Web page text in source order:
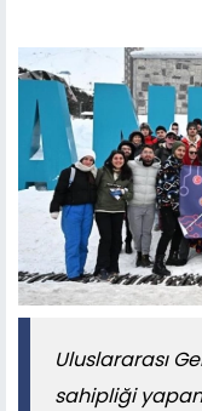
Uluslararası
sahipliği